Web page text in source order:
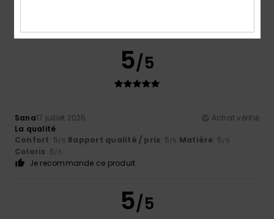
5/5
Sana17 juillet 2026
Achat vérifié
La qualité
Confort: 5/5 Rapport qualité / prix: 5/5 Matière: 5/5
Coloris: 5/5
Je recommande ce produit
5/5